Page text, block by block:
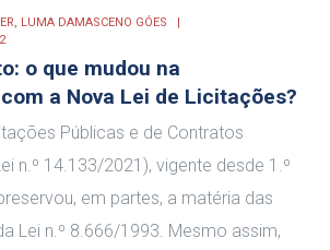
LUMA DAMASCENO GÓES
o que mudou na
a Nova Lei de Licitações?
Públicas e de Contratos
n.º 14.133/2021), vigente desde 1.º
em partes, a matéria das
Lei n.º 8.666/1993. Mesmo assim,